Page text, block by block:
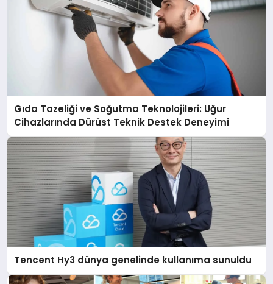
Gıda Tazeliği ve Soğutma Teknolojileri: Uğur
Cihazlarında Dürüst Teknik Destek Deneyimi
Tencent Hy3 dünya genelinde kullanıma sunuldu